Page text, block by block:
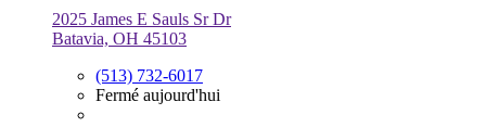
2025 James E Sauls Sr Dr
Batavia, OH 45103
(513) 732-6017
Fermé aujourd'hui